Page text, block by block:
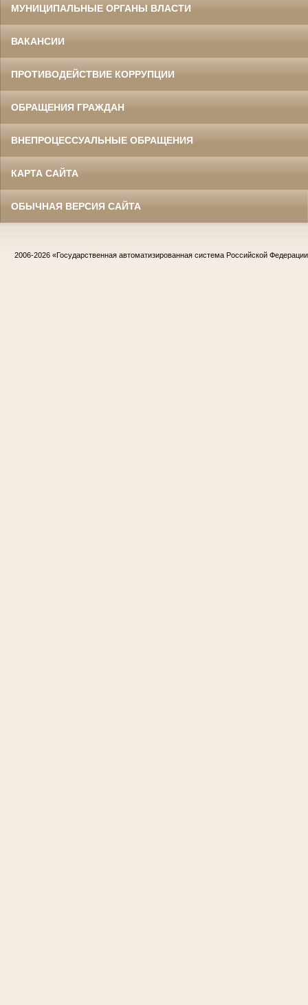
МУНИЦИПАЛЬНЫЕ ОРГАНЫ ВЛАСТИ
ВАКАНСИИ
ПРОТИВОДЕЙСТВИЕ КОРРУПЦИИ
ОБРАЩЕНИЯ ГРАЖДАН
ВНЕПРОЦЕССУАЛЬНЫЕ ОБРАЩЕНИЯ
КАРТА САЙТА
ОБЫЧНАЯ ВЕРСИЯ САЙТА
2006-2026 «Государственная автоматизированная система Российской